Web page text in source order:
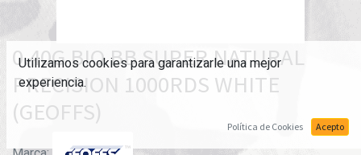
0.40G BIO BB SUPER NATURAL
PRECISION 1000RDS WHITE
(GEOFFS)
Utilizamos cookies para garantizarle una mejor
experiencia.
Política de Cookies Acepto